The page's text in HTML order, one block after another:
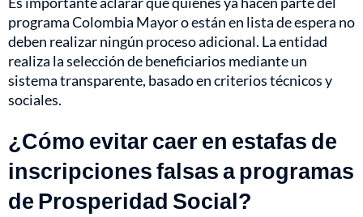
programa Colombia Mayor o están en lista de espera no
deben realizar ningún proceso adicional. La entidad
realiza la selección de beneficiarios mediante un
sistema transparente, basado en criterios técnicos y
sociales.
¿Cómo evitar caer en estafas de
inscripciones falsas a programas
de Prosperidad Social?